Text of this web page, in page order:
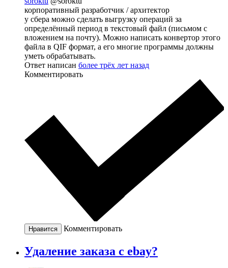
корпоративный разработчик / архитектор
у сбера можно сделать выгрузку операций за
определённый период в текстовый файл (письмом с
вложением на почту). Можно написать конвертор этого
файла в QIF формат, а его многие программы должны
уметь обрабатывать.
Ответ написан более трёх лет назад
Комментировать
Нравится Комментировать
Удаление заказа с ebay?